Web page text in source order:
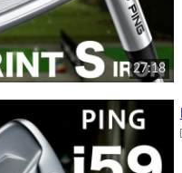
27:18